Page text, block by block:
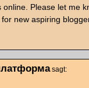
Please let me
new aspiring
sagt: